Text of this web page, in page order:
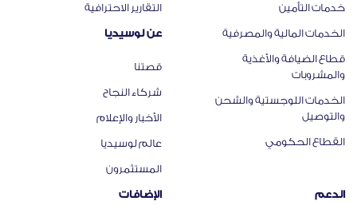
خدمات التأمين
الخدمات المالية والمصرفية
قطاع الضيافة والأغذية
والمشروبات
الخدمات اللوجستية والشحن
والتوصيل
القطاع الحكومي
التقارير الاحترافية
عن لوسيديا
قصتنا
شركاء النجاح
الأخبار والإعلام
عالم لوسيديا
المستثمرون
الدعم الإضافات